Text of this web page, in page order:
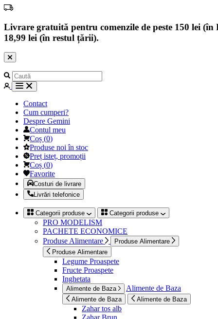
Livrare gratuită pentru comenzile de peste 150 lei
18,99 lei (în restul țării).
Contact
Cum cumperi?
Despre Gemini
Contul meu
Coș (0)
Produse noi în stoc
Preț isteț, promoții
Coș (0)
Favorite
Costuri de livrare
Livrări telefonice
Categorii produse Categorii produse
PRO MODELISM
PACHETE ECONOMICE
Produse Alimentare
Produse Alimentare
Produse Alimentare
Legume Proaspete
Fructe Proaspete
Inghetata
Alimente de Baza Alimente de Baza
Alimente de Baza Alimente de Baza
Zahar tos alb